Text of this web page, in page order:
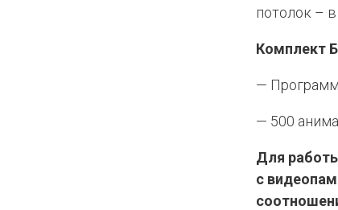
потолок –
Комплект
—
— 500
Для
с